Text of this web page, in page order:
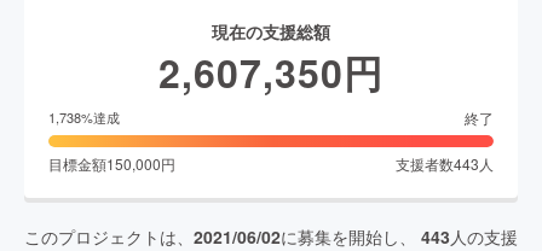
現在の支援総額
2,607,350円
1,738%達成 終了
目標金額150,000円 支援者数443 人
このプロジェクトは、 2021/06/02に募集を開始し、 443 人の支援